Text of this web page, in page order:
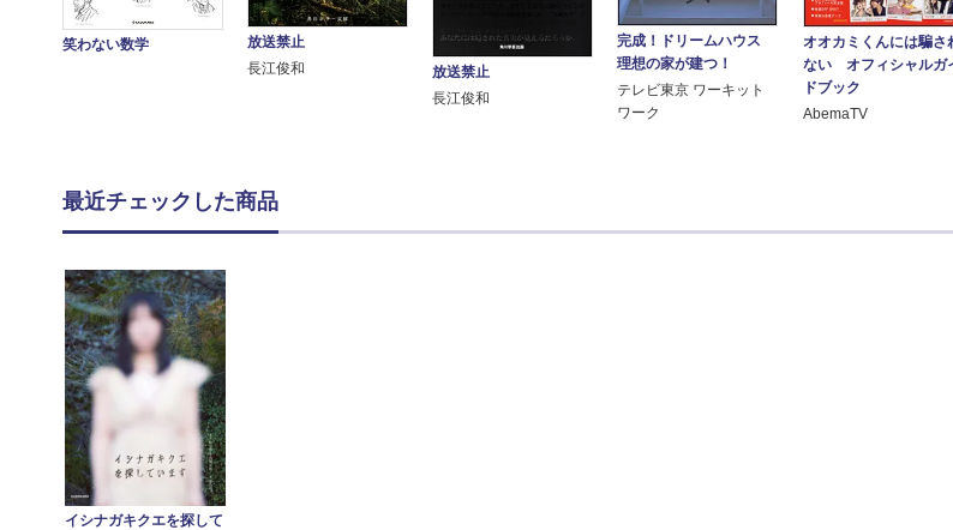
笑わない数学
放送禁止
長江俊和
放送禁止
長江俊和
完成！ドリームハウス
理想の家が建つ！
テレビ東京 ワーキット
ワーク
オオカミくんには騙さ
ない オフィシャルガ
ドブック
AbemaTV
最近チェックした商品
イシナガキクエを探して